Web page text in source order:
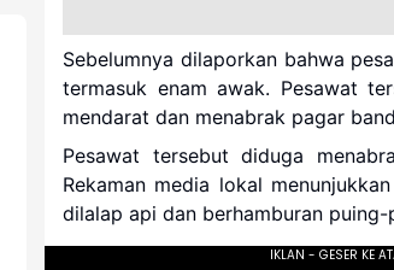
Sebelumnya dilaporkan bahwa
termasuk enam awak. Pesawat
mendarat dan menabrak pagar
Pesawat tersebut diduga
Rekaman media lokal
dilalap api dan berhamburan puing-